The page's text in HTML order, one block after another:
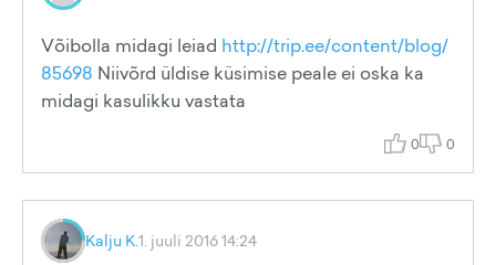
Võibolla midagi leiad http://trip.ee/content/blog/
85698 Niivõrd üldise küsimise peale ei oska ka
midagi kasulikku vastata
0 0
Kalju K.1. juuli 2016 14:24